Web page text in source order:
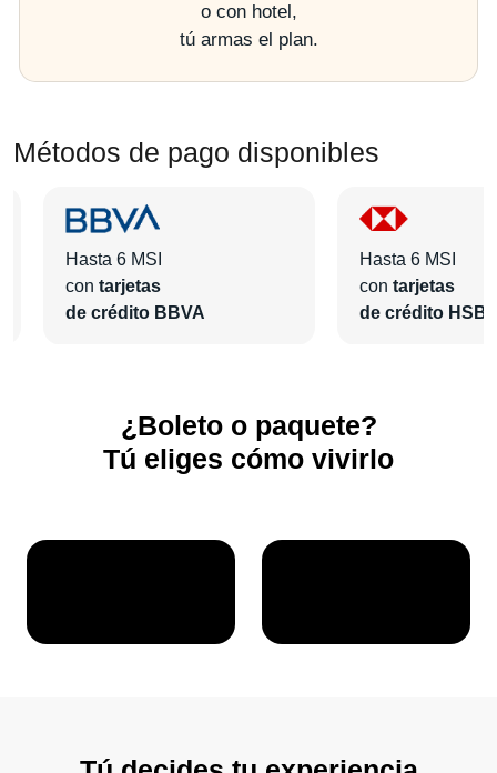
o con hotel,
tú armas el plan.
Métodos de pago disponibles
Hasta 6 MSI
con tarjetas
de crédito BBVA
Hasta 6 MSI
con tarjetas
de crédito
¿Boleto o paquete?
Tú eliges cómo vivirlo